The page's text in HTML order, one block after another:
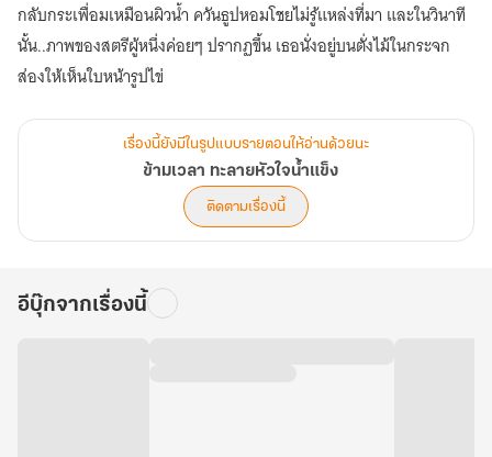
กลับกระเพื่อมเหมือนผิวน้ำ ควันธูปหอมโชยไม่รู้แหล่งที่มา และในวินาที
นั้น..ภาพของสตรีผู้หนึ่งค่อยๆ ปรากฏขึ้น เธอนั่งอยู่บนตั่งไม้ในกระจก
ส่องให้เห็นใบหน้ารูปไข่
เรื่องนี้ยังมีในรูปแบบรายตอนให้อ่านด้วยนะ
ข้ามเวลา ทะลายหัวใจน้ำแข็ง
ติดตามเรื่องนี้
อีบุ๊กจากเรื่องนี้